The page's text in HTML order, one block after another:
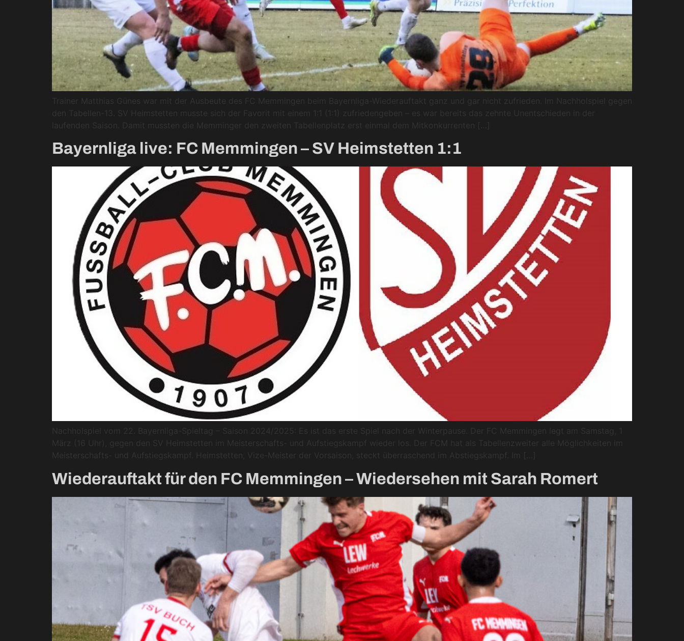
Trainer Matthias Günes war mit der Ausbeute des FC Memmingen beim Bayernliga-Wiederauftakt ganz und gar nicht zufrieden. Im Nachholspiel gegen
den Tabellen-13. SV Heimstetten musste sich der Favorit mit einem 1:1 (1:1) zufriedengeben – es war bereits das zehnte Unentschieden in der
laufenden Saison. Damit mussten die Memminger den zweiten Tabellenplatz erst einmal dem Mitkonkurrenten […]
Bayernliga live: FC Memmingen – SV Heimstetten 1:1
Nachholspiel vom 22. Bayernliga-Spieltag – Saison 2024/2025: Es ist das erste Spiel nach der Winterpause. Der FC Memmingen legt am Samstag, 1
März (16 Uhr), gegen den SV Heimstetten im Meisterschafts- und Aufstiegskampf wieder los. Der FCM hat als Tabellenzweiter alle Möglichkeiten im
Meisterschafts- und Aufstiegskampf. Heimstetten, Vize-Meister der Vorsaison, steckt überraschend im Abstiegskampf. Im […]
Wiederauftakt für den FC Memmingen – Wiedersehen mit Sarah Romert